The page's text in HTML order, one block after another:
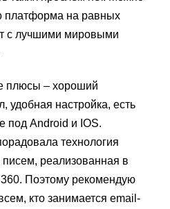
платформа на равных
с лучшими мировыми
плюсы – хороший
удобная настройка, есть
под Android и IOS.
технология
писем, реализованная в
Поэтому рекомендую
кто занимается email-